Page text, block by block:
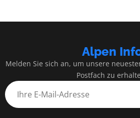
Alpen
Melden Sie sich an, um unsere
Postfach zu